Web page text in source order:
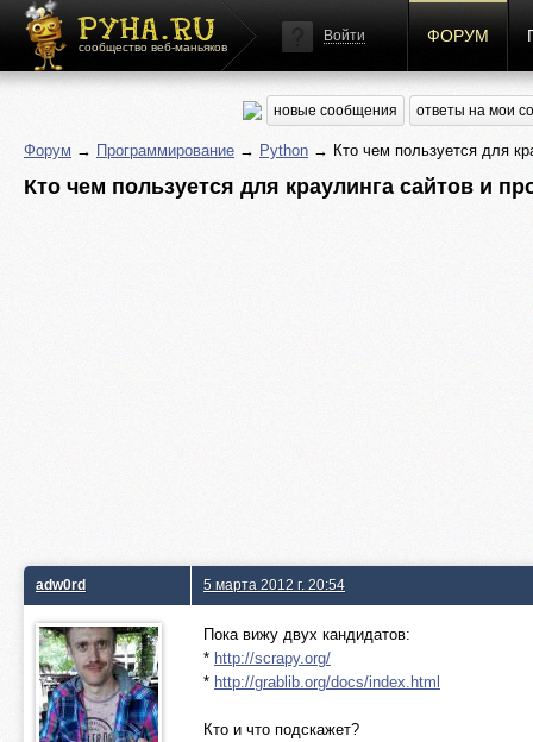
сообщество веб-маньяков
Войти ФОРУМ
новые сообщения ответы на мои
Форум → Программирование → Python → Кто чем пользуется для
Кто чем пользуется для краулинга сайтов и
adw0rd 5 марта 2012 г. 20:54
Пока вижу двух кандидатов:
* http://scrapy.org/
* http://grablib.org/docs/index.html
Кто и что подскажет?